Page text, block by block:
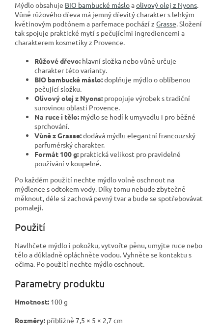
Mýdlo obsahuje BIO bambucké másloaolivový olej z Nyons.
Vůně růžového dřeva má jemný dřevitý charakter s lehkým
květinovým podtónem a parfemace pochází z Grasse. Složení
tak spojuje praktické mytí s pečujícími ingrediencemi a
charakterem kosmetiky z Provence.
Růžové dřevo: hlavní složka nebo vůně určuje
charakter této varianty.
BIO bambucké máslo:doplňuje mýdlo o oblíbenou
pečující složku.
Olivový olej z Nyons: propojuje výrobek s tradiční
surovinou oblasti Provence.
Na ruce i tělo: mýdlo se hodí k umyvadlu i pro běžné
sprchování.
Vůně z Grasse:dodává mýdlu elegantní francouzský
parfumérský charakter.
Formát 100 g: praktická velikost pro pravidelné
používání v koupelně.
Po každém použití nechte mýdlo volně oschnout na
mýdlence s odtokem vody. Díky tomu nebude zbytečně
měknout, déle si zachová pevný tvar a bude se spotřebovávat
pomaleji.
Použití
Navlhčete mýdlo i pokožku, vytvořte pěnu, umyjte ruce nebo
tělo a důkladně opláchněte vodou. Vyhněte se kontaktu s
očima. Po použití nechte mýdlo oschnout.
Parametry produktu
Hmotnost: 100 g
Rozměry: přibližně 7,5 × 5 × 2,7 cm